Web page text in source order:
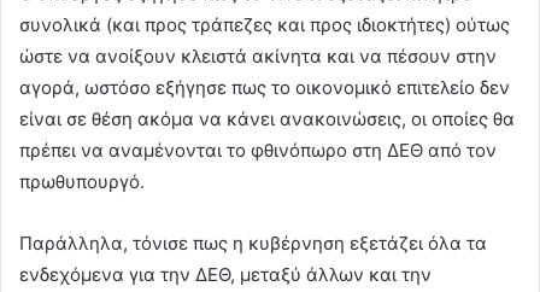
συνολικά (και προς τράπεζες και προς ιδιοκτήτες) ούτως
ώστε να ανοίξουν κλειστά ακίνητα και να πέσουν στην
αγορά, ωστόσο εξήγησε πως το οικονομικό επιτελείο δεν
είναι σε θέση ακόμα να κάνει ανακοινώσεις, οι οποίες θα
πρέπει να αναμένονται το φθινόπωρο στη ΔΕΘ από τον
πρωθυπουργό.
Παράλληλα, τόνισε πως η κυβέρνηση εξετάζει όλα τα
ενδεχόμενα για την ΔΕΘ, μεταξύ άλλων και την